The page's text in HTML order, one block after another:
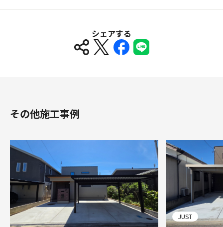
シェアする
その他施工事例
JUST